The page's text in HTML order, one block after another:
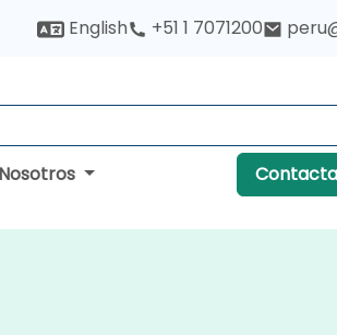
English +51 1 7071200
Nosotros